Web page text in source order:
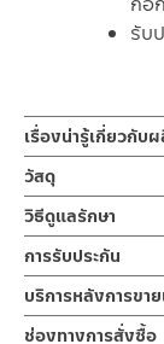
รับ
เรื่องน่ารู้เกี่ยวกั
สายน้ำดีขนาด 1/
เลส 304 ถัก
ข้อต่อผลิตจากสแต
ต่อขนาด 1/2 ”
ตามมาตราฐานสา
สายน้ำดี ใช้ต่อจาก
วัสดุ
ตัวสาย
ผลิตจากสแตนเลส
ข้อต่อเกลียว ข้อต่อ
วิธีดูแลรักษา
คำแนะนำในการดู
1. ไม่ทำสินค้าให้เกิ
ทำตก ไม่งัดหรือโย
2. ทำความสะอาดสิ
การรับประกัน
รับประกันสายไม่รั่
บริการหลังการขา
ช่องทางออนไลน์
ช่องทางการสั่งซื้อ